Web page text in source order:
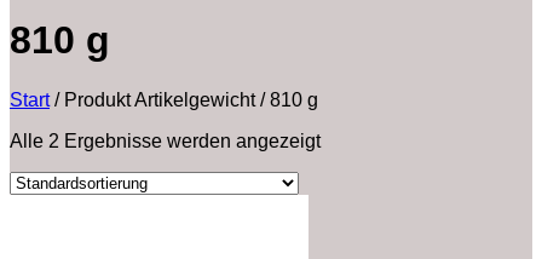
‎810 g
Start /Produkt Artikelgewicht/‎810 g
Alle 2 Ergebnisse werden angezeigt